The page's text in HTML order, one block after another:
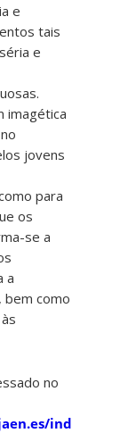
e
tais
e
imagética
jovens
para
os
se a
a
bem como
no